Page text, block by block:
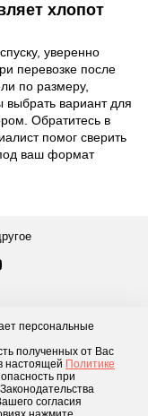
персональные
полученных от Вас
настоящей Политике
при
согласия
хлопот
уверенно
перевозке после
по размеру,
выбрать вариант для
Обратитесь в
помог сверить
ваш формат
звонок
Блог